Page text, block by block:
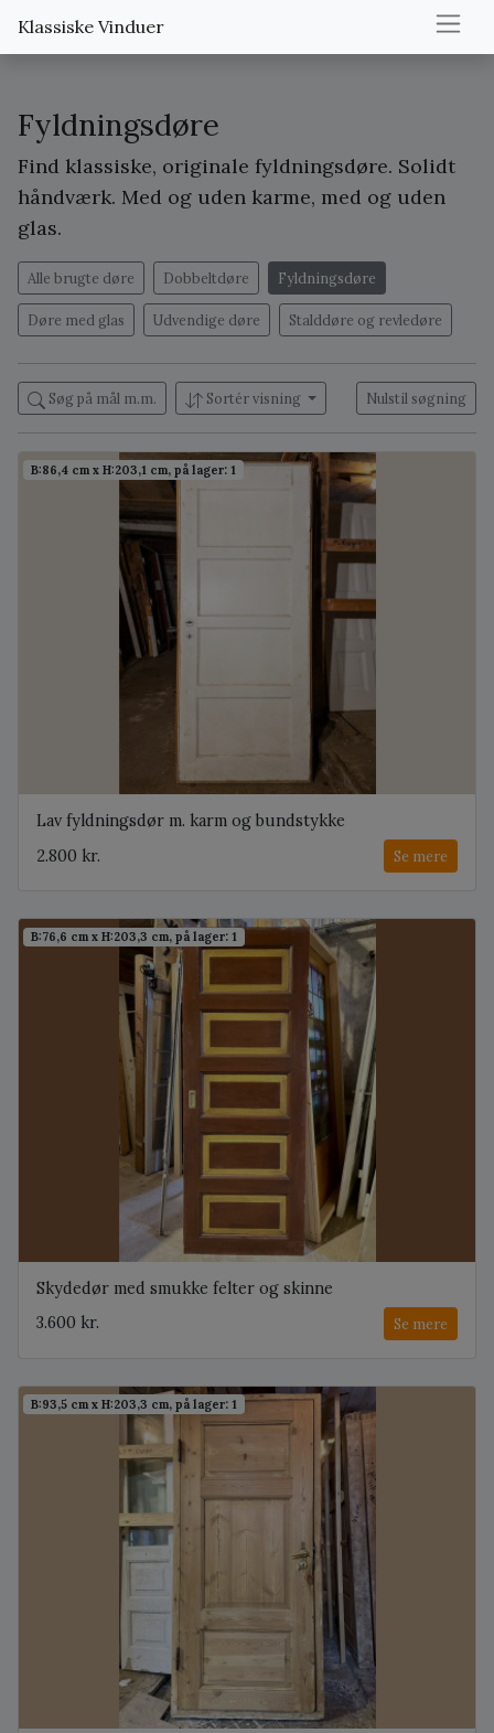
Klassiske Vinduer
Fyldningsdøre
Find klassiske, originale fyldningsdøre. Solidt
håndværk. Med og uden karme, med og uden
glas.
Alle brugte døre Dobbeltdøre Fyldningsdøre
Døre med glas Udvendige døre Stalddøre og revledøre
Søg på mål m.m. Sortér visning Nulstil søgning
B:86,4 cm x H:203,1 cm, på lager: 1
Lav fyldningsdør m. karm og bundstykke
2.800 kr.
Se mere
B:76,6 cm x H:203,3 cm, på lager: 1
Skydedør med smukke felter og skinne
3.600 kr.
Se mere
B:93,5 cm x H:203,3 cm, på lager: 1